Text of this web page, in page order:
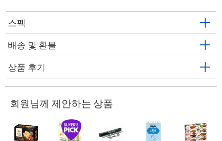
스펙
배송 및 환불
상품 후기
회원님께 제안하는 상품